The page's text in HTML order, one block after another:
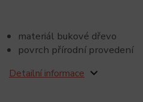
materiál bukové dřevo
povrch přírodní provedení
Detailní informace